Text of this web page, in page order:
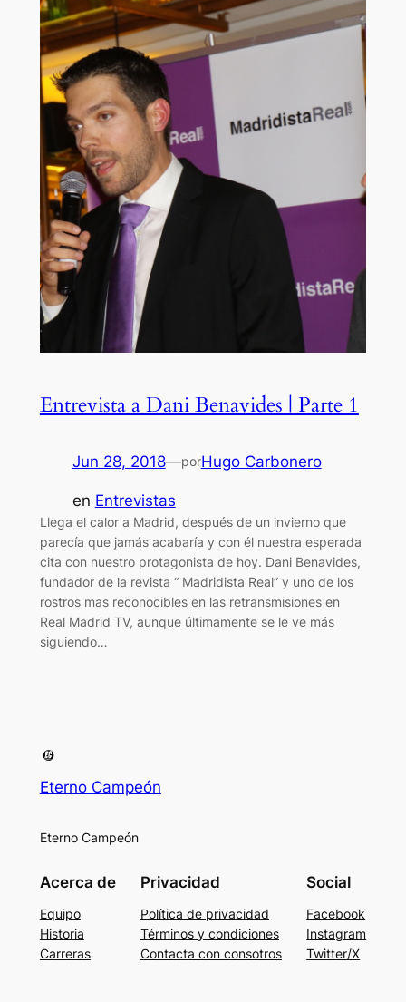
Entrevista a Dani Benavides | Parte 1
Jun 28, 2018—porHugo Carbonero
en Entrevistas
Llega el calor a Madrid, después de un invierno que
parecía que jamás acabaría y con él nuestra esperada
cita con nuestro protagonista de hoy. Dani Benavides,
fundador de la revista “ Madridista Real” y uno de los
rostros mas reconocibles en las retransmisiones en
Real Madrid TV, aunque últimamente se le ve más
siguiendo…
Eterno Campeón
Eterno Campeón
Acerca de
Equipo
Historia
Carreras
Privacidad
Política de privacidad
Términos y condiciones
Contacta con consotros
Social
Facebook
Instagram
Twitter/X